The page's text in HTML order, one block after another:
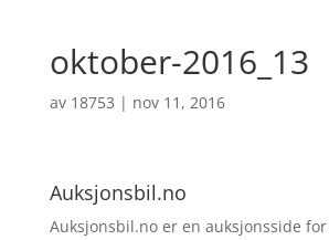
oktober-2016_13
av 18753 | nov 11, 2016
Auksjonsbil.no
Auksjonsbil.no er en auksjonsside